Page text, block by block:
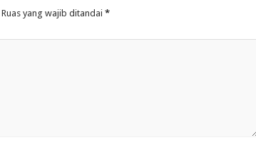
Ruas yang wajib ditandai *